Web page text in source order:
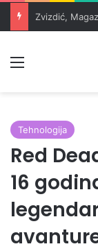
Tehnologija
Red
16